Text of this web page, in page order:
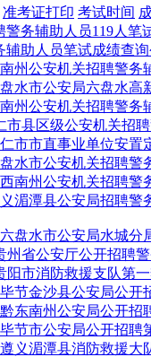
准考证打印 考试时间
务辅助人员119人笔
辅助人员笔试成绩查
州公安机关招聘警务
盘水市公安局六盘水
南州公安机关招聘警务
市县区级公安机关招
仁市市直事业单位安置
盘水市公安机关招聘
西南州公安机关招聘警
义湄潭县公安局招聘警
六盘水市公安局水城
州省公安厅公开招聘
阳市消防救援支队第
毕节金沙县公安局公
黔东南州公安局公开
毕节市公安局公开招
遵义湄潭县消防救援